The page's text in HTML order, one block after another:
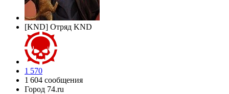
[KND] Отряд KND
1 570
1 604 сообщения
Город 74.ru